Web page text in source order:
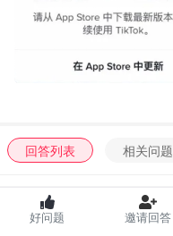
回答列表 相关问题
2023-02-28 17:35
好问题 邀请回答